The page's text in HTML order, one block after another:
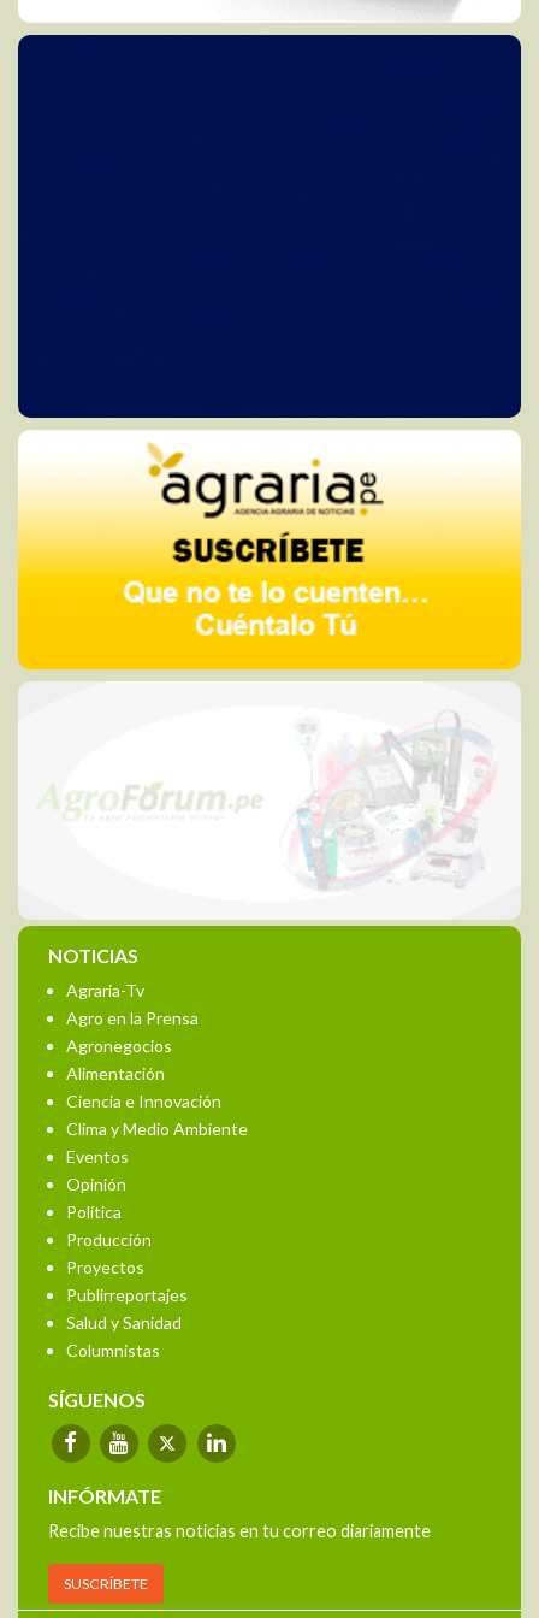
NOTICIAS
Agraria-Tv
Agro en la Prensa
Agronegocios
Alimentación
Ciencia e Innovación
Clima y Medio Ambiente
Eventos
Opinión
Política
Producción
Proyectos
Publirreportajes
Salud y Sanidad
Columnistas
SÍGUENOS
INFÓRMATE
Recibe nuestras noticias en tu correo diariamente
SUSCRÍBETE